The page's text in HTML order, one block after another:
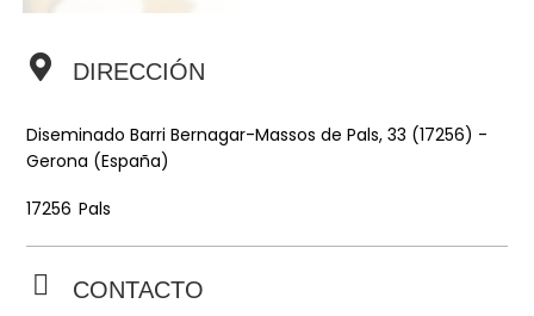
DIRECCIÓN
Diseminado Barri Bernagar-Massos de Pals, 33 (17256) -
Gerona (España)
17256 Pals
CONTACTO